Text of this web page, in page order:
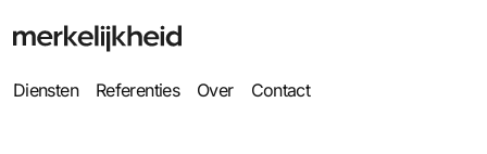
Diensten Referenties Over Contact